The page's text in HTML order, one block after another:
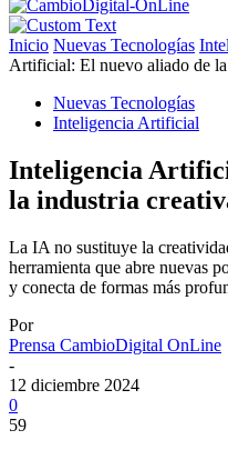
Inicio Nuevas Tecnologías
Artificial: El nuevo aliado de
Nuevas Tecnologías
Inteligencia Artificial
Inteligencia
la industria
La IA no sustituye la
herramienta que abre nuevas
y conecta de formas más
Por
Prensa CambioDigital OnLine
-
12 diciembre 2024
0
59